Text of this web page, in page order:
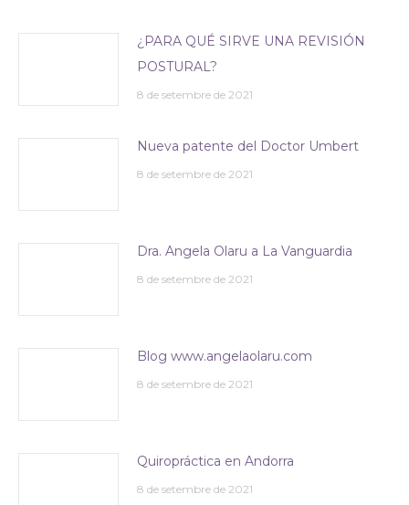
¿PARA QUÉ SIRVE UNA REVISIÓN
POSTURAL?
8 de setembre de 2021
Nueva patente del Doctor Umbert
8 de setembre de 2021
Dra. Angela Olaru a La Vanguardia
8 de setembre de 2021
Blog www.angelaolaru.com
8 de setembre de 2021
Quiropráctica en Andorra
8 de setembre de 2021